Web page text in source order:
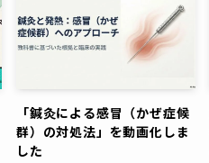
「鍼灸による感冒（かぜ症候
群）の対処法」を動画化しま
した